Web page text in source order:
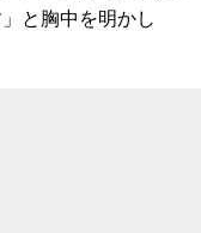
と胸中を明かし